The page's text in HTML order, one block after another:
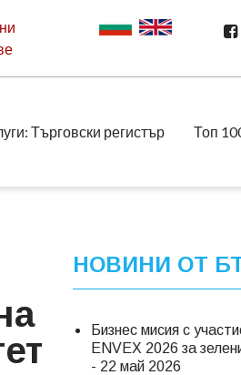
Търговски регистър Топ
НОВИНИ ОТ
Бизнес мисия с
ENVEX 2026 за
- 22 май 2026